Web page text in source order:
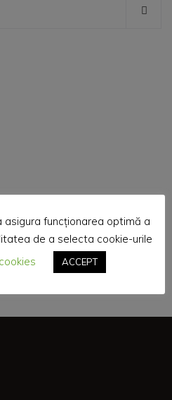
asigura funcționarea optimă a
de a selecta cookie-urile
ACCEPT